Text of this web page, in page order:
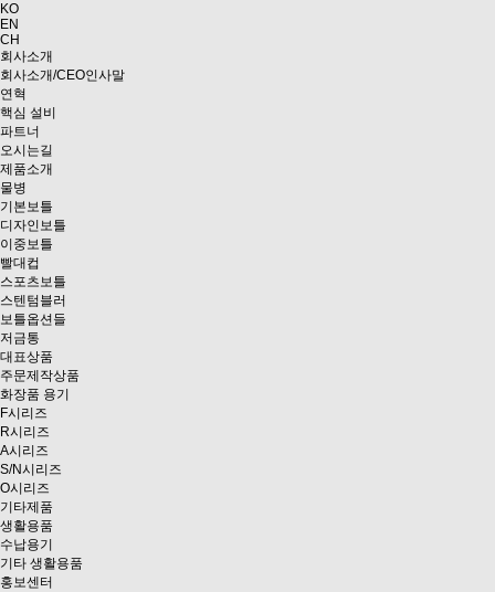
KO
EN
CH
회사소개
회사소개/CEO인사말
연혁
핵심 설비
파트너
오시는길
제품소개
물병
기본보틀
디자인보틀
이중보틀
빨대컵
스포츠보틀
스텐텀블러
보틀옵션들
저금통
대표상품
주문제작상품
화장품 용기
F시리즈
R시리즈
A시리즈
S/N시리즈
O시리즈
기타제품
생활용품
수납용기
기타 생활용품
홍보센터